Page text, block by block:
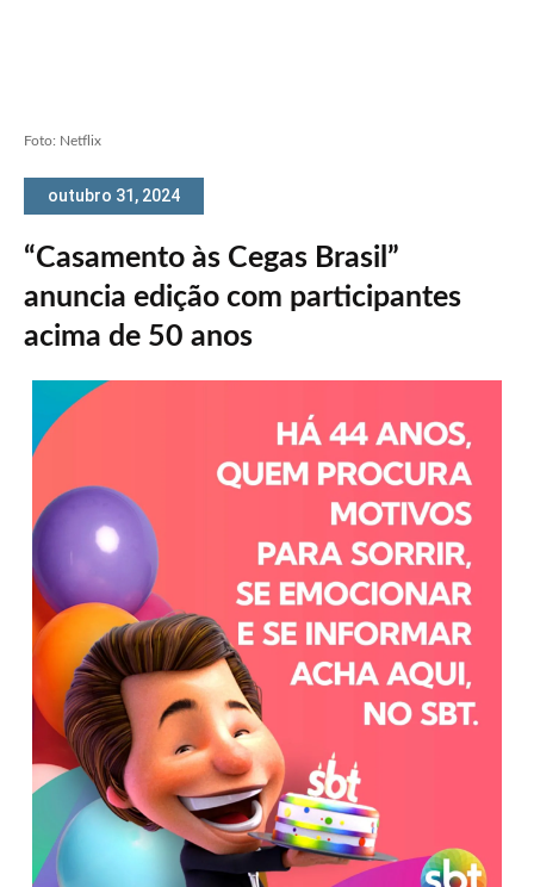
Foto: Netflix
outubro 31, 2024
“Casamento às Cegas Brasil”
anuncia edição com participantes
acima de 50 anos